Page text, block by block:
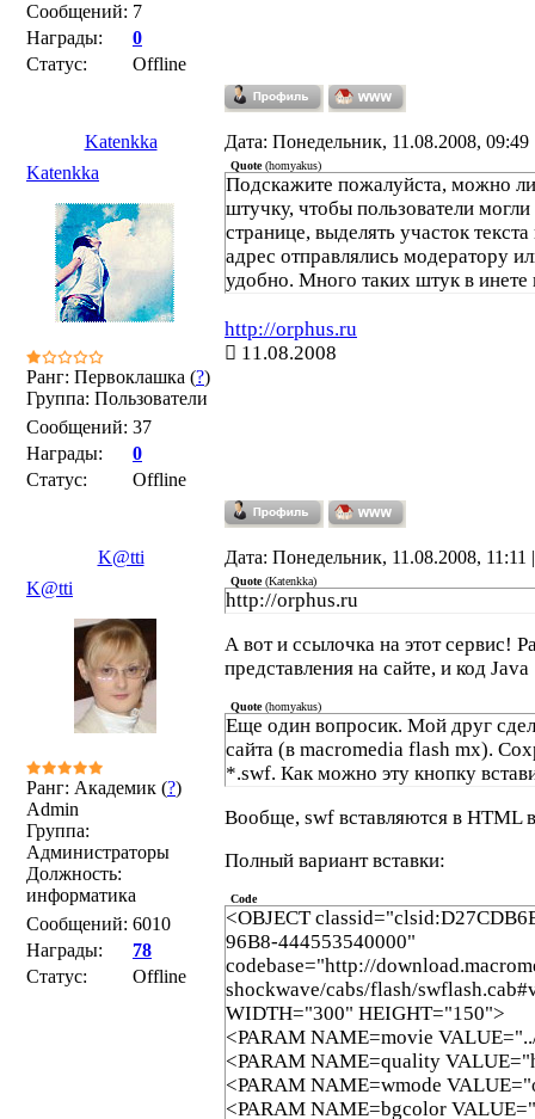
Сообщений: 7
Награды:
0
Статус:
Offline
Katenkka
Дата: Понедельник, 11.08.2008,
Katenkka
Ранг: Первоклашка (?)
Группа: Пользователи
Сообщений: 37
Награды:
0
Статус:
Offline
Quote(homyakus)
Подскажите пожалуйста, можно
штучку, чтобы пользователи
странице, выделять участок
адрес отправлялись модератору
удобно. Много таких штук в инете
http://orphus.ru
11.08.2008
K@tti
Дата: Понедельник, 11.08.2008,
K@tti
Ранг: Академик (?)
Admin
Группа:
Администраторы
Должность:
информатика
Сообщений: 6010
Награды:
78
Статус:
Offline
Quote(Katenkka)
http://orphus.ru
А вот и ссылочка на этот сервис!
представления на сайте, и код
Quote(homyakus)
Еще один вопросик. Мой друг
сайта (в macromedia flash mx).
*.swf. Как можно эту кнопку
Вообще, swf вставляются в HTML
Полный вариант вставки:
Code
<OBJECT
96B8-444553540000"
codebase="http://
shockwave/cabs/flash/
WIDTH="300" HEIGHT="150">
<PARAM NAME=movie
<PARAM NAME=quality
<PARAM NAME=wmode
<PARAM NAME=bgcolor